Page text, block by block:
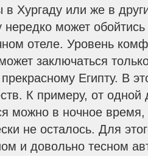
в Хургаду или же в
нередко может
отеле. Уровень
заключаться
Египту. В
К примеру, от одной
можно в ночное
не осталось. Для
и довольно тесном